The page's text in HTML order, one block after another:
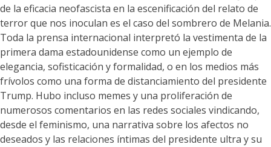
de la eficacia neofascista en la escenificación del relato de
terror que nos inoculan es el caso del sombrero de Melania.
Toda la prensa internacional interpretó la vestimenta de la
primera dama estadounidense como un ejemplo de
elegancia, sofisticación y formalidad, o en los medios más
frívolos como una forma de distanciamiento del presidente
Trump. Hubo incluso memes y una proliferación de
numerosos comentarios en las redes sociales vindicando,
desde el feminismo, una narrativa sobre los afectos no
deseados y las relaciones íntimas del presidente ultra y su